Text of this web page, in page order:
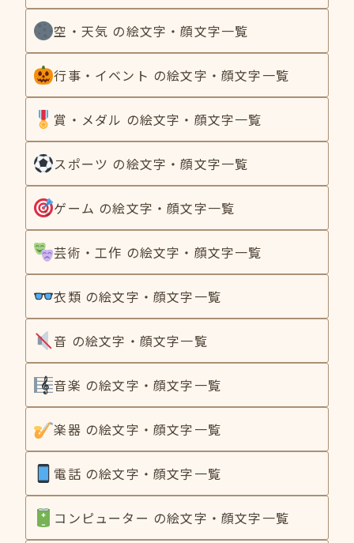
空・天気 の絵文字・顔文字一覧
行事・イベント の絵文字・顔文字一覧
賞・メダル の絵文字・顔文字一覧
スポーツ の絵文字・顔文字一覧
ゲーム の絵文字・顔文字一覧
芸術・工作 の絵文字・顔文字一覧
衣類 の絵文字・顔文字一覧
音 の絵文字・顔文字一覧
音楽 の絵文字・顔文字一覧
楽器 の絵文字・顔文字一覧
電話 の絵文字・顔文字一覧
コンピューター の絵文字・顔文字一覧